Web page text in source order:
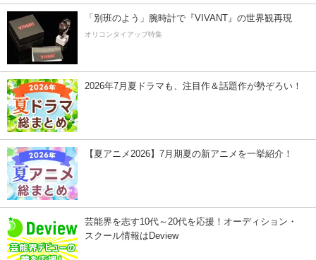
「別班のよう」腕時計で『VIVANT』の世界観再現
オリコンタイアップ特集
2026年7月夏ドラマも、注目作＆話題作が勢ぞろい！
【夏アニメ2026】7月期夏の新アニメを一挙紹介！
芸能界を志す10代～20代を応援！オーディション・
スクール情報はDeview